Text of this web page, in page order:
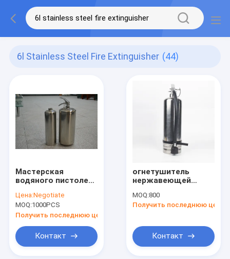
6l Stainless Steel Fire Extinguisher (44)
Мастерская
водяного пистолета
нержавеющей
стали SS304 6L
Цена:Negotiate
MOQ:1000PCS
Получить последнюю цену
Контакт
огнетушитель
нержавеющей
400mm/450mm/500mm/
MOQ:800
Получить последнюю цену
Контакт